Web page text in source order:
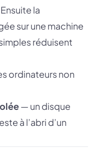
la
sur une machine
réduisent
ordinateurs non
— un disque
à l’abri d’un